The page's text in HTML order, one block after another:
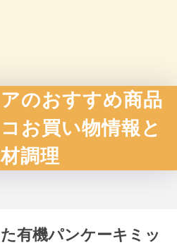
のおすすめ商品
お買い物情報と
調理
有機パンケーキミッ